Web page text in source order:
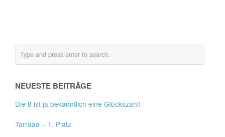
NEUESTE BEITRÄGE
Die 8 ist ja bekanntlich eine Glückszahl!
Tarraaa – 1. Platz